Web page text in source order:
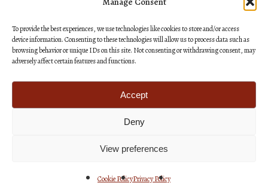
To provide the best experiences, we use technologies like cookies to store and/or access
device information. Consenting to these technologies will allow us to process data such as
browsing behavior or unique IDs on this site. Not consenting or withdrawing consent, may
adversely affect certain features and functions.
Accept
Deny
View preferences
Cookie PolicyPrivacy Policy
Κατασκευή Ιστοσελίδων Site as you GO: Falcon από
Hellenic Technologies